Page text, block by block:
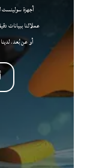
أجهزةسولينست
عملائنا ببيانات
أو عن بُعد.